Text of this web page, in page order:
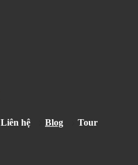
Liên hệ Blog Tour